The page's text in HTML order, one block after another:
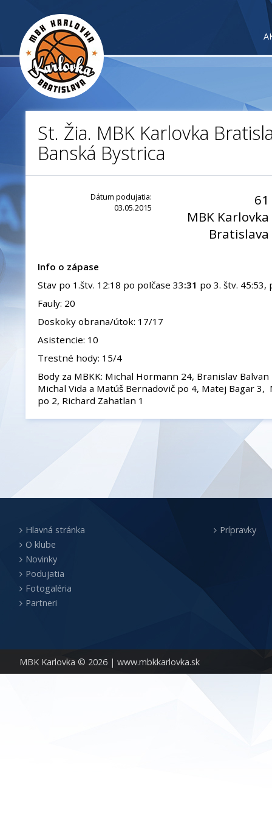
St. Žia. MBK Karlovka
Banská Bystrica
Dátum podujatia:
03.05.2015
61
MBK Karlovka
Bratislava
Info o zápase
Stav po 1.štv. 12:18 po polčase 33:31 po 3. štv. 45:53,
Fauly: 20
Doskoky obrana/útok: 17/17
Asistencie: 10
Trestné hody: 15/4
Body za MBKK: Michal Hormann 24, Branislav
Michal Vida a Matúš Bernadovič po 4, Matej Bagar 3,
po 2, Richard Zahatlan 1
MBK Karlovka © 2026 | www.mbkkarlovka.sk
Hlavná stránka
O klube
Novinky
Podujatia
Fotogaléria
Partneri
Prípravky